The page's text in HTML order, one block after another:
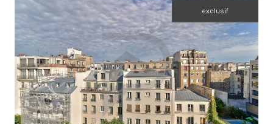
exclusif
voir le bien